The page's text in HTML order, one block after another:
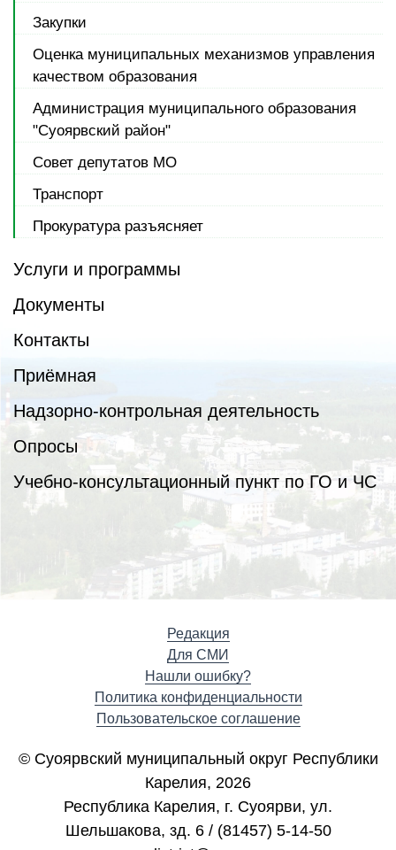
Закупки
Оценка муниципальных механизмов управления
качеством образования
Администрация муниципального образования
"Суоярвский район"
Совет депутатов МО
Транспорт
Прокуратура разъясняет
Услуги и программы
Документы
Контакты
Приёмная
Надзорно-контрольная деятельность
Опросы
Учебно-консультационный пункт по ГО и ЧС
Редакция
Для СМИ
Нашли ошибку?
Политика конфиденциальности
Пользовательское соглашение
© Суоярвский муниципальный округ Республики
Карелия, 2026
Республика Карелия, г. Cуоярви, ул.
Шельшакова, зд. 6 / (81457) 5-14-50